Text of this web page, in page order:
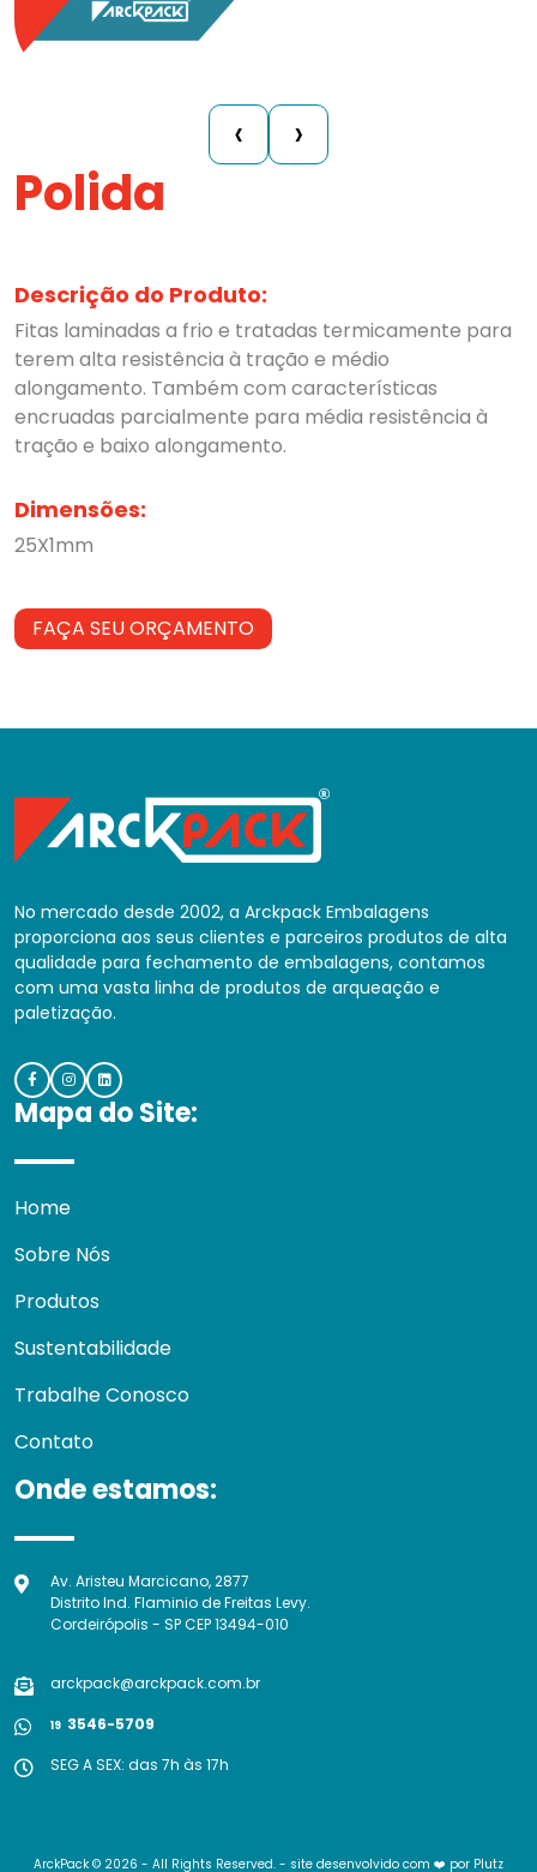
‹ ›
Polida
Descrição do Produto:
Fitas laminadas a frio e tratadas termicamente para
terem alta resistência à tração e médio
alongamento. Também com características
encruadas parcialmente para média resistência à
tração e baixo alongamento.
Dimensões:
25X1mm
FAÇA SEU ORÇAMENTO
No mercado desde 2002, a Arckpack Embalagens
proporciona aos seus clientes e parceiros produtos de alta
qualidade para fechamento de embalagens, contamos
com uma vasta linha de produtos de arqueação e
paletização.
Mapa do Site:
Home
Sobre Nós
Produtos
Sustentabilidade
Trabalhe Conosco
Contato
Onde estamos:
Av. Aristeu Marcicano, 2877
Distrito Ind. Flaminio de Freitas Levy.
Cordeirópolis - SP CEP 13494-010
arckpack@arckpack.com.br
19 3546-5709
SEG A SEX: das 7h às 17h
ArckPack © 2026 - All Rights Reserved. - site desenvolvido com ❤️ por Plutz